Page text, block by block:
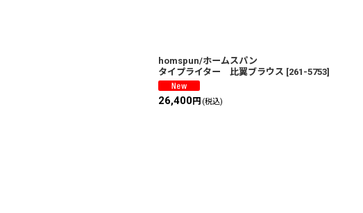
homspun/ホームスパン
タイプライター 比翼ブラウス [261-5753]
26,400円 (税込)